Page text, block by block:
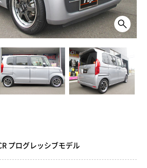
プログレッシブモデル